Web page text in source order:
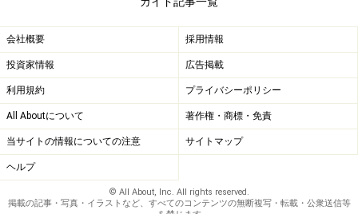
会社概要 採用情報
投資家情報 広告掲載
利用規約 プライバシーポリシー
All Aboutについて 著作権・商標・免責
当サイトの情報についての注意 サイトマップ
ヘルプ
© All About, Inc. All rights reserved.
掲載の記事・写真・イラストなど、すべてのコンテンツの無断複写・転載・公衆送信等